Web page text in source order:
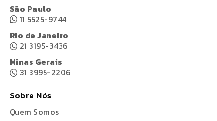
São Paulo
11 5525-9744
Rio de Janeiro
21 3195-3436
Minas Gerais
31 3995-2206
Sobre Nós
Quem Somos